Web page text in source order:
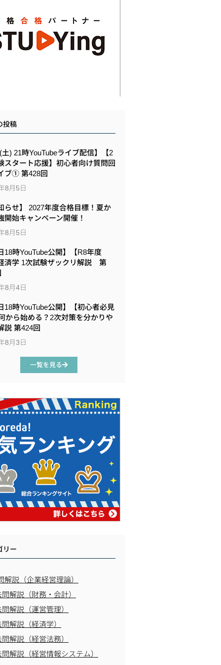
投稿
土) 21時YouTubeライブ配信】【2
スタート応援】初心者向け質問回
ブ① 第428回
8月5日
らせ】 2027年度合格目標！夏か
開始キャンペーン開催！
8月5日
18時YouTube公開】【R8年度
済学 1次試験ザックリ解説 第
8月4日
18時YouTube公開】【初心者必見
から始める？2次対策を分かりや
説 第424回
8月3日
一覧を見る
リー
解説（企業経営理論）
解説（財務・会計）
解説（運営管理）
解説（経済学）
解説（経営法務）
解説（経営情報システム）